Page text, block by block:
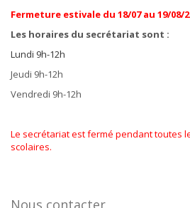
Fermeture estivale du 18/07 au 19/08/
Les horaires du secrétariat sont :
Lundi 9h-12h
Jeudi 9h-12h
Vendredi 9h-12h
Le secrétariat est fermé pendant toutes
scolaires.